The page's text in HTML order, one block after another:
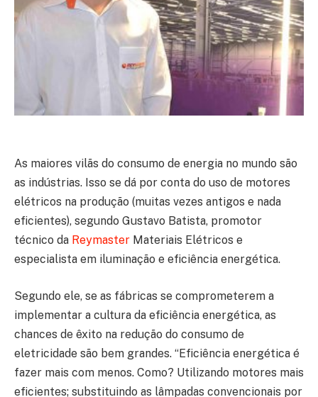
As maiores vilãs do consumo de energia no mundo são
as indústrias. Isso se dá por conta do uso de motores
elétricos na produção (muitas vezes antigos e nada
eficientes), segundo Gustavo Batista, promotor
técnico da Reymaster Materiais Elétricos e
especialista em iluminação e eficiência energética.
Segundo ele, se as fábricas se comprometerem a
implementar a cultura da eficiência energética, as
chances de êxito na redução do consumo de
eletricidade são bem grandes. “Eficiência energética é
fazer mais com menos. Como? Utilizando motores mais
eficientes; substituindo as lâmpadas convencionais por